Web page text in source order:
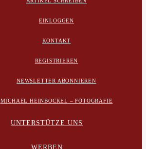
EINLOGGEN
KONTAKT
REGISTRIEREN
NEWSLETTER ABONNIEREN
MICHAEL HEINBOCKEL – FOTOGRAFIE
UNTERSTÜTZE UNS
WERBEN